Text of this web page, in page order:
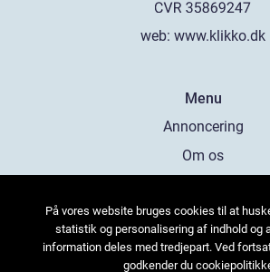
web: www.klikko.dk
Menu
Annoncering
Om os
Kontakt os
Sitemap
På vores website bruges cookies til at
statistik og personalisering af indhold og
information deles med tredjepart. Ved
godkender du